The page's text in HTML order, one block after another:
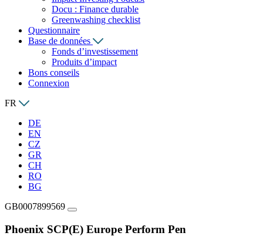
Docu : Finance durable
Greenwashing checklist
Questionnaire
Base de données
Fonds d’investissement
Produits d’impact
Bons conseils
Connexion
FR
DE
EN
CZ
GR
CH
RO
BG
GB0007899569
Phoenix SCP(E) Europe Perform Pen